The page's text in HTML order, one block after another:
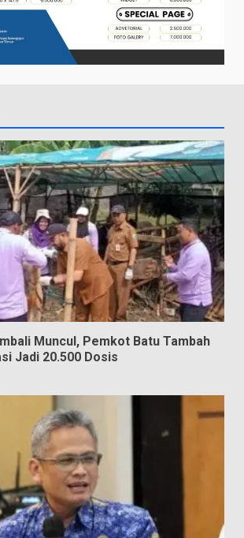
Muncul, Pemkot Batu Tambah
Jadi 20.500 Dosis